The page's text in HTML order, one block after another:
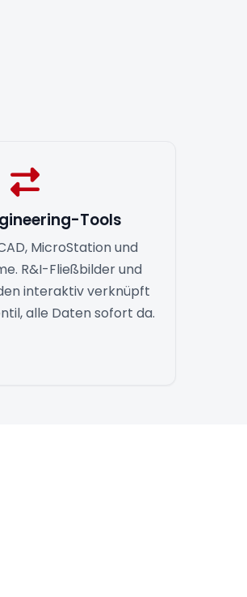
Tools
MicroStation und
R&I-Fließbilder und
interaktiv verknüpft
alle Daten sofort da.